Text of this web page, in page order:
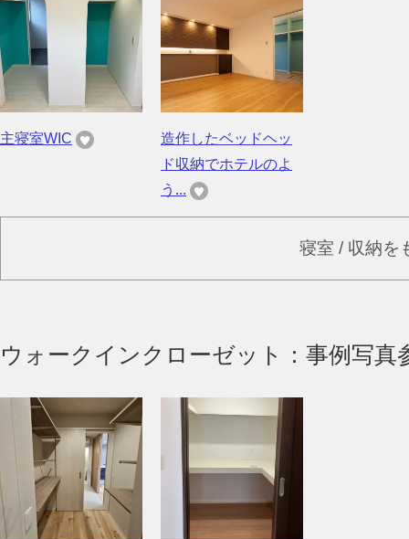
主寝室WIC
造作したベッドヘッ
ド収納でホテルのよ
う...
寝室 / 収納を
ウォークインクローゼット：事例写真